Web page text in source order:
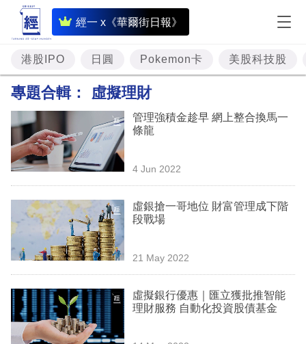
經一 x《華爾街日報》
即
時
財
經
題
投
資
樓
市
理
商
業
港股IPO 日圓 Pokemon卡 美股科技股
專題合輯： 虛擬理財
管理強積金趁早 網上整合換馬一
條龍
4 Jun 2022
虛銀搶一哥地位 財富管理成下階
段戰場
21 May 2022
虛擬銀行優惠｜匯立獲批推智能
理財服務 自動化投資股債基金